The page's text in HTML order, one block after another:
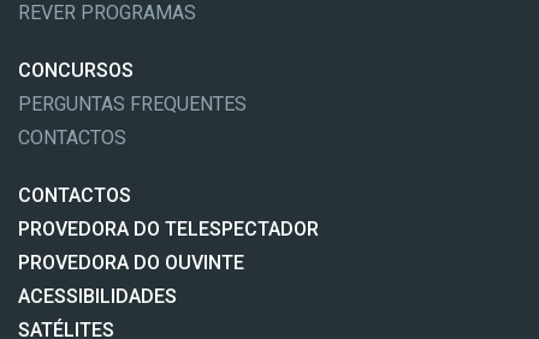
REVER PROGRAMAS
CONCURSOS
PERGUNTAS FREQUENTES
CONTACTOS
CONTACTOS
PROVEDORA DO TELESPECTADOR
PROVEDORA DO OUVINTE
ACESSIBILIDADES
SATÉLITES